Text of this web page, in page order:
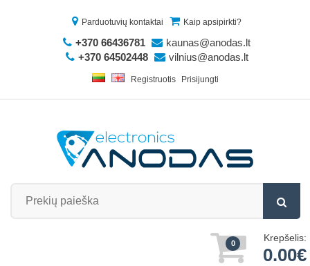
Parduotuvių kontaktai Kaip apsipirkti?
+370 66436781
kaunas@anodas.lt
+370 64502448
vilnius@anodas.lt
Registruotis Prisijungti
0 Krepšelis:
0.00€